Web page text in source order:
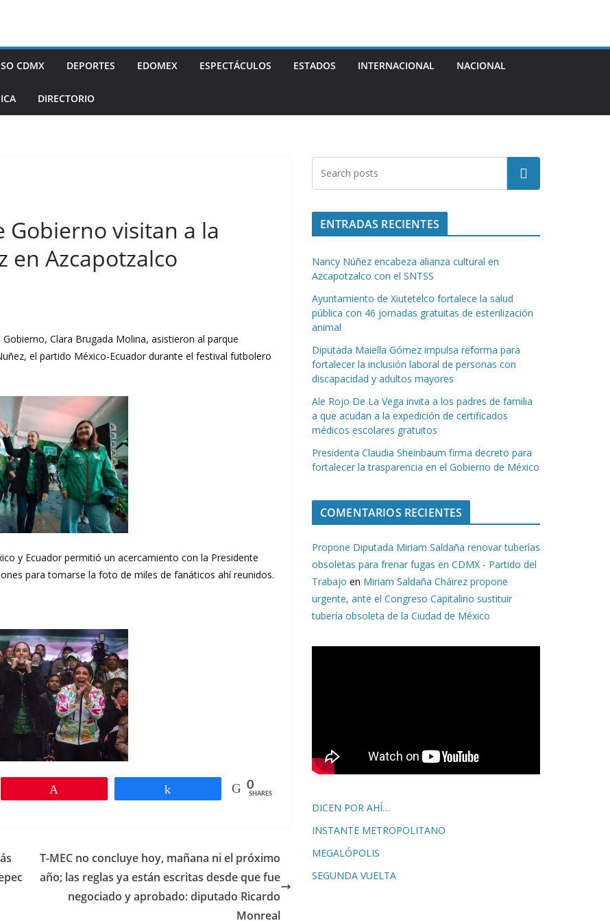
CDMX DEPORTES EDOMEX ESPECTÁCULOS ESTADOS INTERNACIONAL NACIONAL
DIRECTORIO
Gobierno visitan a la
en Azcapotzalco
Clara Brugada Molina, asistieron al parque
el partido México-Ecuador durante el festival futbolero
y Ecuador permitió un acercamiento con la Presidente
para tomarse la foto de miles de fanáticos ahí reunidos.
0
SHARES
T-MEC no concluye hoy, mañana ni el próximo
año; las reglas ya están escritas desde que fue
negociado y aprobado: diputado Ricardo
Monreal
Buscar
ENTRADAS RECIENTES
Nancy Núñez encabeza alianza cultural en
Azcapotzalco con el SNTSS
Ayuntamiento de Xiutetelco fortalece la salud
pública con 46 jornadas gratuitas de esterilización
animal
Diputada Maiella Gómez impulsa reforma para
fortalecer la inclusión laboral de personas con
discapacidad y adultos mayores
Ale Rojo De La Vega invita a los padres de familia
a que acudan a la expedición de certificados
médicos escolares gratuitos
Presidenta Claudia Sheinbaum firma decreto para
fortalecer la trasparencia en el Gobierno de México
COMENTARIOS RECIENTES
Propone Diputada Miriam Saldaña renovar tuberías
obsoletas para frenar fugas en CDMX - Partido del
Trabajo en Miriam Saldaña Cháirez propone
urgente, ante el Congreso Capitalino sustituir
tubería obsoleta de la Ciudad de México
DICEN POR AHÍ…
INSTANTE METROPOLITANO
MEGALÓPOLIS
SEGUNDA VUELTA